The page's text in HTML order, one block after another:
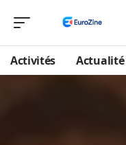
Activités Actualité